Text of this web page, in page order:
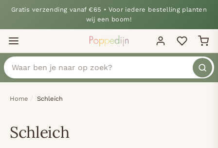
Gratis verzending vanaf €65 • Voor iedere bestelling planten
wij een boom!
Home Schleich
Schleich